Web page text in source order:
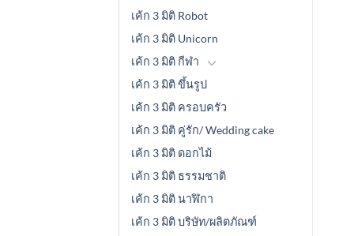
เค้ก 3 มิติ Robot
เค้ก 3 มิติ Unicorn
เค้ก 3 มิติ กีฬา
เค้ก 3 มิติ ขึ้นรูป
เค้ก 3 มิติ ครอบครัว
เค้ก 3 มิติ คู่รัก/ Wedding cake
เค้ก 3 มิติ ดอกไม้
เค้ก 3 มิติ ธรรมชาติ
เค้ก 3 มิติ นาฬิกา
เค้ก 3 มิติ บริษัท/ผลิตภัณฑ์